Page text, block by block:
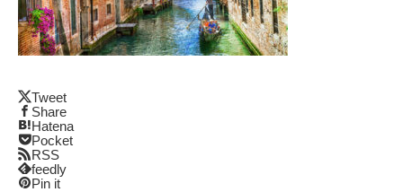
Tweet
Share
Hatena
Pocket
RSS
feedly
Pin it